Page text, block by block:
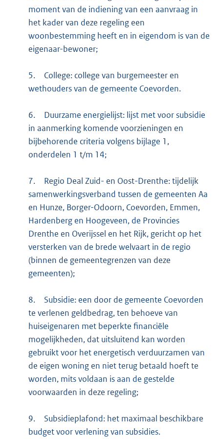
moment van de indiening van een aanvraag in
het kader van deze regeling een
woonbestemming heeft en in eigendom is van de
eigenaar-bewoner;
5.
College: college van burgemeester en
wethouders van de gemeente Coevorden.
6.
Duurzame energielijst: lijst met voor subsidie
in aanmerking komende voorzieningen en
bijbehorende criteria volgens bijlage 1,
onderdelen 1 t/m 14;
7.
Regio Deal Zuid- en Oost-Drenthe: tijdelijk
samenwerkingsverband tussen de gemeenten Aa
en Hunze, Borger-Odoorn, Coevorden, Emmen,
Hardenberg en Hoogeveen, de Provincies
Drenthe en Overijssel en het Rijk, gericht op het
versterken van de brede welvaart in de regio
(binnen de gemeentegrenzen van deze
gemeenten);
8.
Subsidie: een door de gemeente Coevorden
te verlenen geldbedrag, ten behoeve van
huiseigenaren met beperkte financiële
mogelijkheden, dat uitsluitend kan worden
gebruikt voor het energetisch verduurzamen van
de eigen woning en niet terug betaald hoeft te
worden, mits voldaan is aan de gestelde
voorwaarden in deze regeling;
9.
Subsidieplafond: het maximaal beschikbare
budget voor verlening van subsidies.